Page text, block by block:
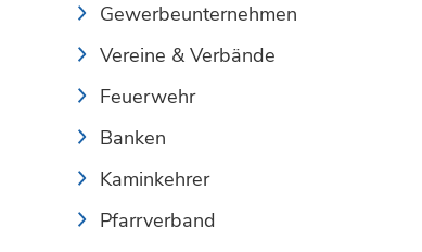
Gewerbeunternehmen
Vereine & Verbände
Feuerwehr
Banken
Kaminkehrer
Pfarrverband